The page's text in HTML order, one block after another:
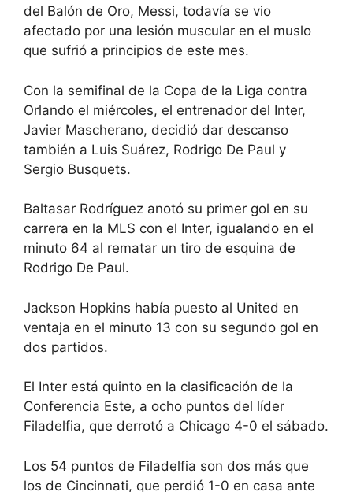
del Balón de Oro, Messi, todavía se vio
afectado por una lesión muscular en el muslo
que sufrió a principios de este mes.
Con la semifinal de la Copa de la Liga contra
Orlando el miércoles, el entrenador del Inter,
Javier Mascherano, decidió dar descanso
también a Luis Suárez, Rodrigo De Paul y
Sergio Busquets.
Baltasar Rodríguez anotó su primer gol en su
carrera en la MLS con el Inter, igualando en el
minuto 64 al rematar un tiro de esquina de
Rodrigo De Paul.
Jackson Hopkins había puesto al United en
ventaja en el minuto 13 con su segundo gol en
dos partidos.
El Inter está quinto en la clasificación de la
Conferencia Este, a ocho puntos del líder
Filadelfia, que derrotó a Chicago 4-0 el sábado.
Los 54 puntos de Filadelfia son dos más que
los de Cincinnati, que perdió 1-0 en casa ante